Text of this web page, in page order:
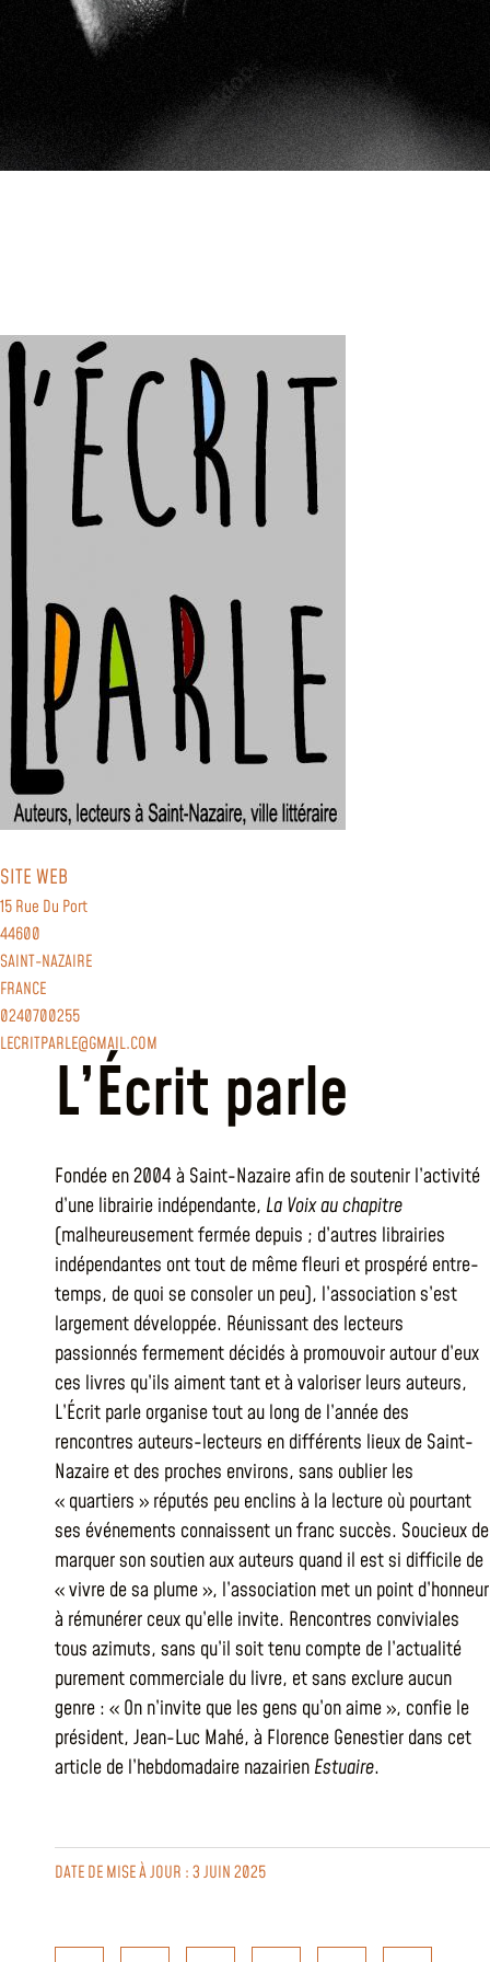
SITE WEB
15 Rue Du Port
44600
SAINT-NAZAIRE
FRANCE
0240700255
LECRITPARLE@GMAIL.COM
L’Écrit parle
Fondée en 2004 à Saint-Nazaire afin de soutenir l’activité
d’une librairie indépendante, La Voix au chapitre
(malheureusement fermée depuis ; d’autres librairies
indépendantes ont tout de même fleuri et prospéré entre-
temps, de quoi se consoler un peu), l’association s’est
largement développée. Réunissant des lecteurs
passionnés fermement décidés à promouvoir autour d’eux
ces livres qu’ils aiment tant et à valoriser leurs auteurs,
L’Écrit parle organise tout au long de l’année des
rencontres auteurs-lecteurs en différents lieux de Saint-
Nazaire et des proches environs, sans oublier les
« quartiers » réputés peu enclins à la lecture où pourtant
ses événements connaissent un franc succès. Soucieux de
marquer son soutien aux auteurs quand il est si difficile de
« vivre de sa plume », l’association met un point d’honneur
à rémunérer ceux qu’elle invite. Rencontres conviviales
tous azimuts, sans qu’il soit tenu compte de l’actualité
purement commerciale du livre, et sans exclure aucun
genre : « On n’invite que les gens qu’on aime », confie le
président, Jean-Luc Mahé, à Florence Genestier dans cet
article de l’hebdomadaire nazairien Estuaire.
DATE DE MISE À JOUR : 3 JUIN 2025